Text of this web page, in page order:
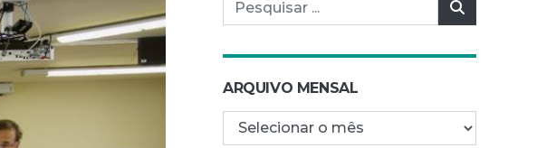
ARQUIVO MENSAL
Arquivo mensal